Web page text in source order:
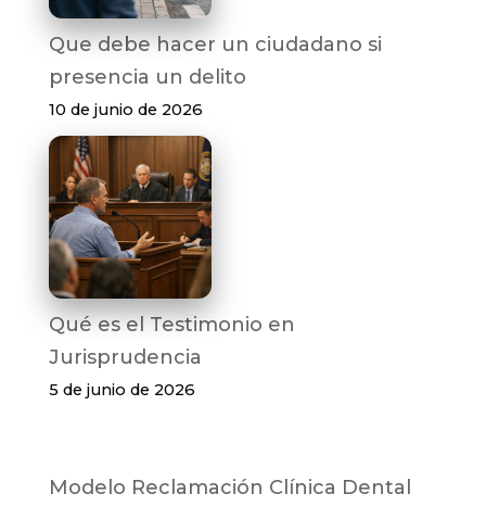
Que debe hacer un ciudadano si
presencia un delito
10 de junio de 2026
Qué es el Testimonio en
Jurisprudencia
5 de junio de 2026
Modelo Reclamación Clínica Dental